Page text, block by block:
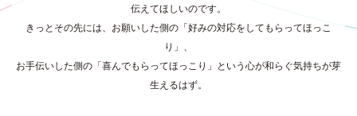
伝えてほしいのです。
きっとその先には、お願いした側の「好みの対応をしてもらってほっこ
り」、
お手伝いした側の「喜んでもらってほっこり」という心が和らぐ気持ちが芽
生えるはず。